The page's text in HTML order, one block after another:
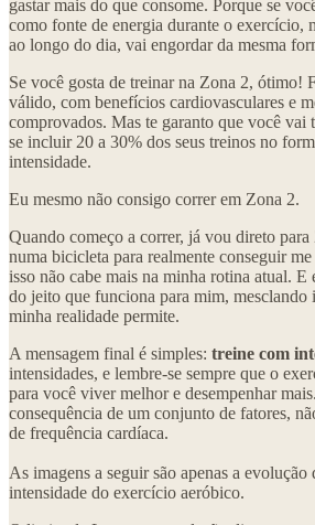
gastar mais do que consome. Porque se
como fonte de energia durante o exercício,
ao longo do dia, vai engordar da mesma
Se você gosta de treinar na Zona 2, ótimo!
válido, com benefícios cardiovasculares e
comprovados. Mas te garanto que você vai
se incluir 20 a 30% dos seus treinos no
intensidade.
Eu mesmo não consigo correr em Zona 2.
Quando começo a correr, já vou direto
numa bicicleta para realmente conseguir
isso não cabe mais na minha rotina atual. E
do jeito que funciona para mim, mesclando
minha realidade permite.
A mensagem final é simples: treine com
intensidades, e lembre-se sempre que o
para você viver melhor e desempenhar
consequência de um conjunto de fatores,
de frequência cardíaca.
As imagens a seguir são apenas a
intensidade do exercício aeróbico.